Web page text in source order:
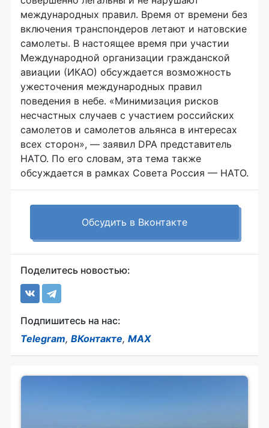
международных правил. Время от времени без
включения транспондеров летают и натовские
самолеты. В настоящее время при участии
Международной организации гражданской
авиации (ИКАО) обсуждается возможность
ужесточения международных правил
поведения в небе. «Минимизация рисков
несчастных случаев с участием российских
самолетов и самолетов альянса в интересах
всех сторон», — заявил DPA представитель
НАТО. По его словам, эта тема также
обсуждается в рамках Совета Россия — НАТО.
Обсудить в Вконтакте
Поделитесь новостью:
Подпишитесь на нас:
Telegram, ВКонтакте, MAX